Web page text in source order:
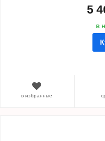
5
в
в избранные